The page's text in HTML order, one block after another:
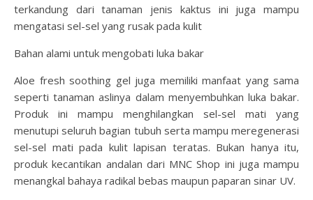
terkandung dari tanaman jenis kaktus ini juga mampu
mengatasi sel-sel yang rusak pada kulit
Bahan alami untuk mengobati luka bakar
Aloe fresh soothing gel juga memiliki manfaat yang sama
seperti tanaman aslinya dalam menyembuhkan luka bakar.
Produk ini mampu menghilangkan sel-sel mati yang
menutupi seluruh bagian tubuh serta mampu meregenerasi
sel-sel mati pada kulit lapisan teratas. Bukan hanya itu,
produk kecantikan andalan dari MNC Shop ini juga mampu
menangkal bahaya radikal bebas maupun paparan sinar UV.